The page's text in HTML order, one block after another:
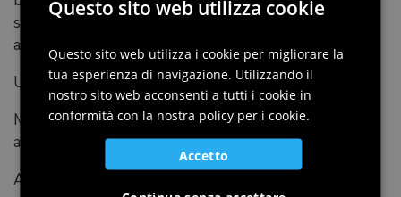
sfuggendo a un attentato, per salvare la vita a un
altro militare, ha perso una gamba. Amputata.
Un atto di eroismo e un sacrifico insieme.
Ma, pur mutilato, La Manna è tornato a vivere grazie
allo sport.
Anche segnando gol acrobatici.
ENGLISH
GERMAN
SLOVENIAN
Questo sito web utilizza cookie
Questo sito web utilizza i cookie per migliorare la
tua esperienza di navigazione. Utilizzando il
nostro sito web acconsenti a tutti i cookie in
conformità con la nostra policy per i cookie.
Accetto